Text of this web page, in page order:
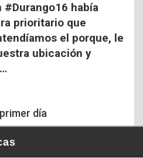
había
prioritario que
el porque, le
ubicación y
día